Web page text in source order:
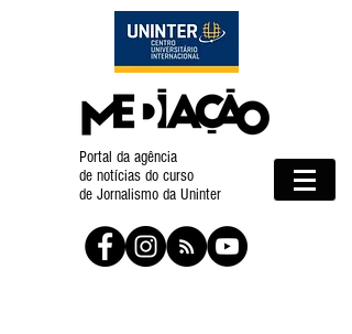
Portal da agência
de notícias do curso
de Jornalismo da Uninter